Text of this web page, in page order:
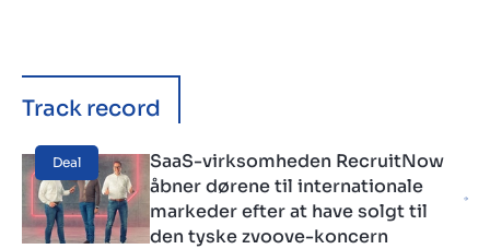
Track record
Deal
SaaS-virksomheden RecruitNow
åbner dørene til internationale
markeder efter at have solgt til
den tyske zvoove-koncern